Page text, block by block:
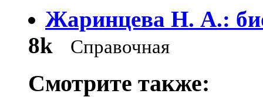
Жаринцева Н. А.:
8k
Справочная
Смотрите также: